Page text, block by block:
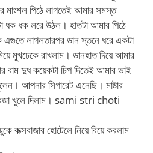
মাংশল পিঠে লাগতেই আমার সমস্ত
ধক ধক লরে উঠল। হাতটা আমার পিঠে
লাগলতারপর ডান স্তনে ধরে একটা
মুখঢেকে রাখলাম। ডানহাত দিয়ে আমার
বাম দুধ কয়েকটা চিপ দিতেই আমার ভাই
আপনার সিগারেট এনেছি। মাষ্টার
খুলে দিলাম। sami stri choti
হোটেলে নিয়ে বিয়ে করলাম